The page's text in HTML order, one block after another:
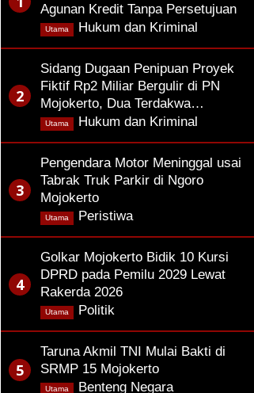
Agunan Kredit Tanpa Persetujuan
Hukum dan Kriminal
Utama
Sidang Dugaan Penipuan Proyek
Fiktif Rp2 Miliar Bergulir di PN
Mojokerto, Dua Terdakwa…
Hukum dan Kriminal
Utama
Pengendara Motor Meninggal usai
Tabrak Truk Parkir di Ngoro
Mojokerto
Peristiwa,
Utama
Golkar Mojokerto Bidik 10 Kursi
DPRD pada Pemilu 2029 Lewat
Rakerda 2026
Politik
Utama
Taruna Akmil TNI Mulai Bakti di
SRMP 15 Mojokerto
Benteng Negara,
Utama